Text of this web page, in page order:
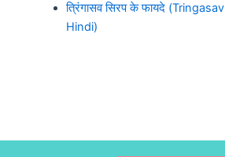
त्रिंगासव सिरप के फायदे
Hindi)